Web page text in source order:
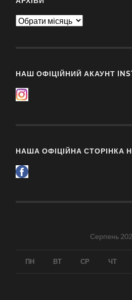
Архіви
НАШ ОФІЦІЙНИЙ АКАУНТ
НАША ОФІЦІЙНА СТОРІНКА
Серпень
ПН ВТ СР ЧТ